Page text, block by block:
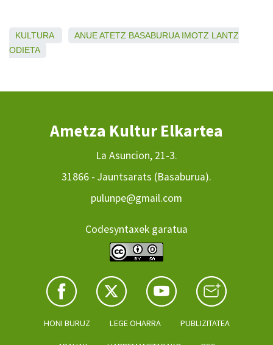
KULTURA ANUEATETZ BASABURUA IMOTZ LANTZ
ODIETA
Ametza Kultur Elkartea
La Asuncion, 21-3.
31866 - Jauntsarats (Basaburua).
pulunpe@gmail.com
Codesyntaxek garatua
HONI BURUZ LEGE OHARRA PUBLIZITATEA